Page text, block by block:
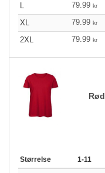
L
79.99 kr
XL
79.99 kr
2XL
79.99 kr
Rød
Størrelse 1-11